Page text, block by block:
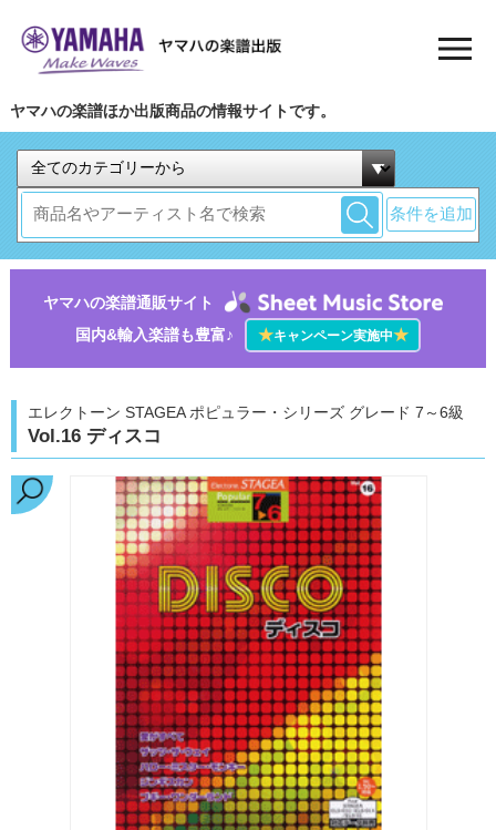
ヤマハの楽譜ほか出版商品の情報サイトです。
条件を追加
ヤマハの楽譜通販サイト
国内&輸入楽譜も豊富♪
★キャンペーン実施中★
エレクトーン STAGEA ポピュラー・シリーズ グレード 7～6級
Vol.16 ディスコ